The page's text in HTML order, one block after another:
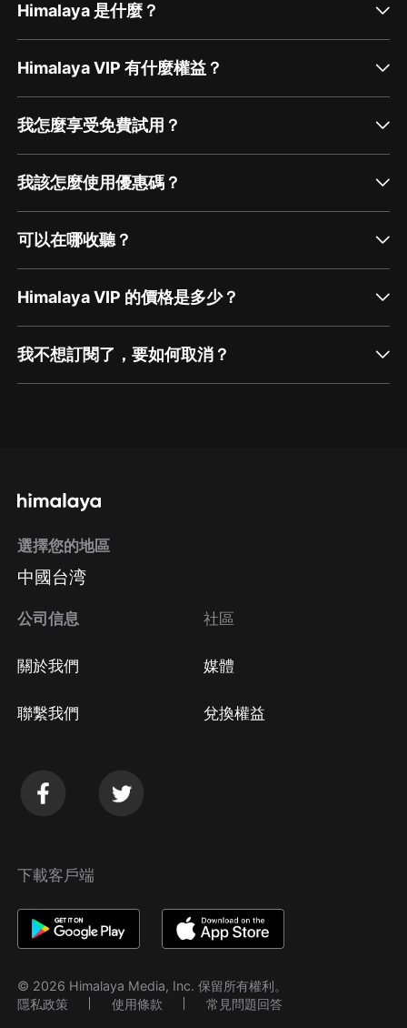
Himalaya 是什麼？
Himalaya VIP 有什麼權益？
我怎麼享受免費試用？
我該怎麼使用優惠碼？
可以在哪收聽？
Himalaya VIP 的價格是多少？
我不想訂閱了，要如何取消？
方法 Google Play取消訂閱方法
選擇您的地區
中國台湾
公司信息
關於我們
聯繫我們
社區
媒體
兌換權益
下載客戶端
© 2026 Himalaya Media, Inc. 保留所有權利。
隱私政策
使用條款 常見問題回答